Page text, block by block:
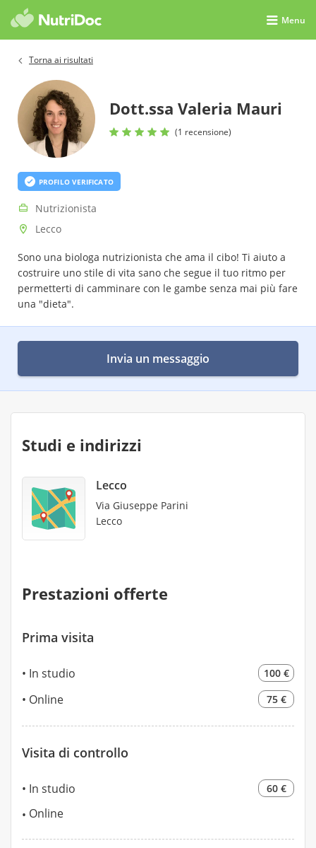
Menu
Torna ai risultati
Dott.ssa Valeria Mauri
(1 recensione)
PROFILO VERIFICATO
Nutrizionista
Lecco
Sono una biologa nutrizionista che ama il cibo! Ti aiuto a
costruire uno stile di vita sano che segue il tuo ritmo per
permetterti di camminare con le gambe senza mai più fare
una "dieta".
Invia un messaggio
Studi e indirizzi
Lecco
Via Giuseppe Parini
Lecco
Prestazioni offerte
Prima visita
In studio 100 €
Online 75 €
Visita di controllo
In studio 60 €
Online